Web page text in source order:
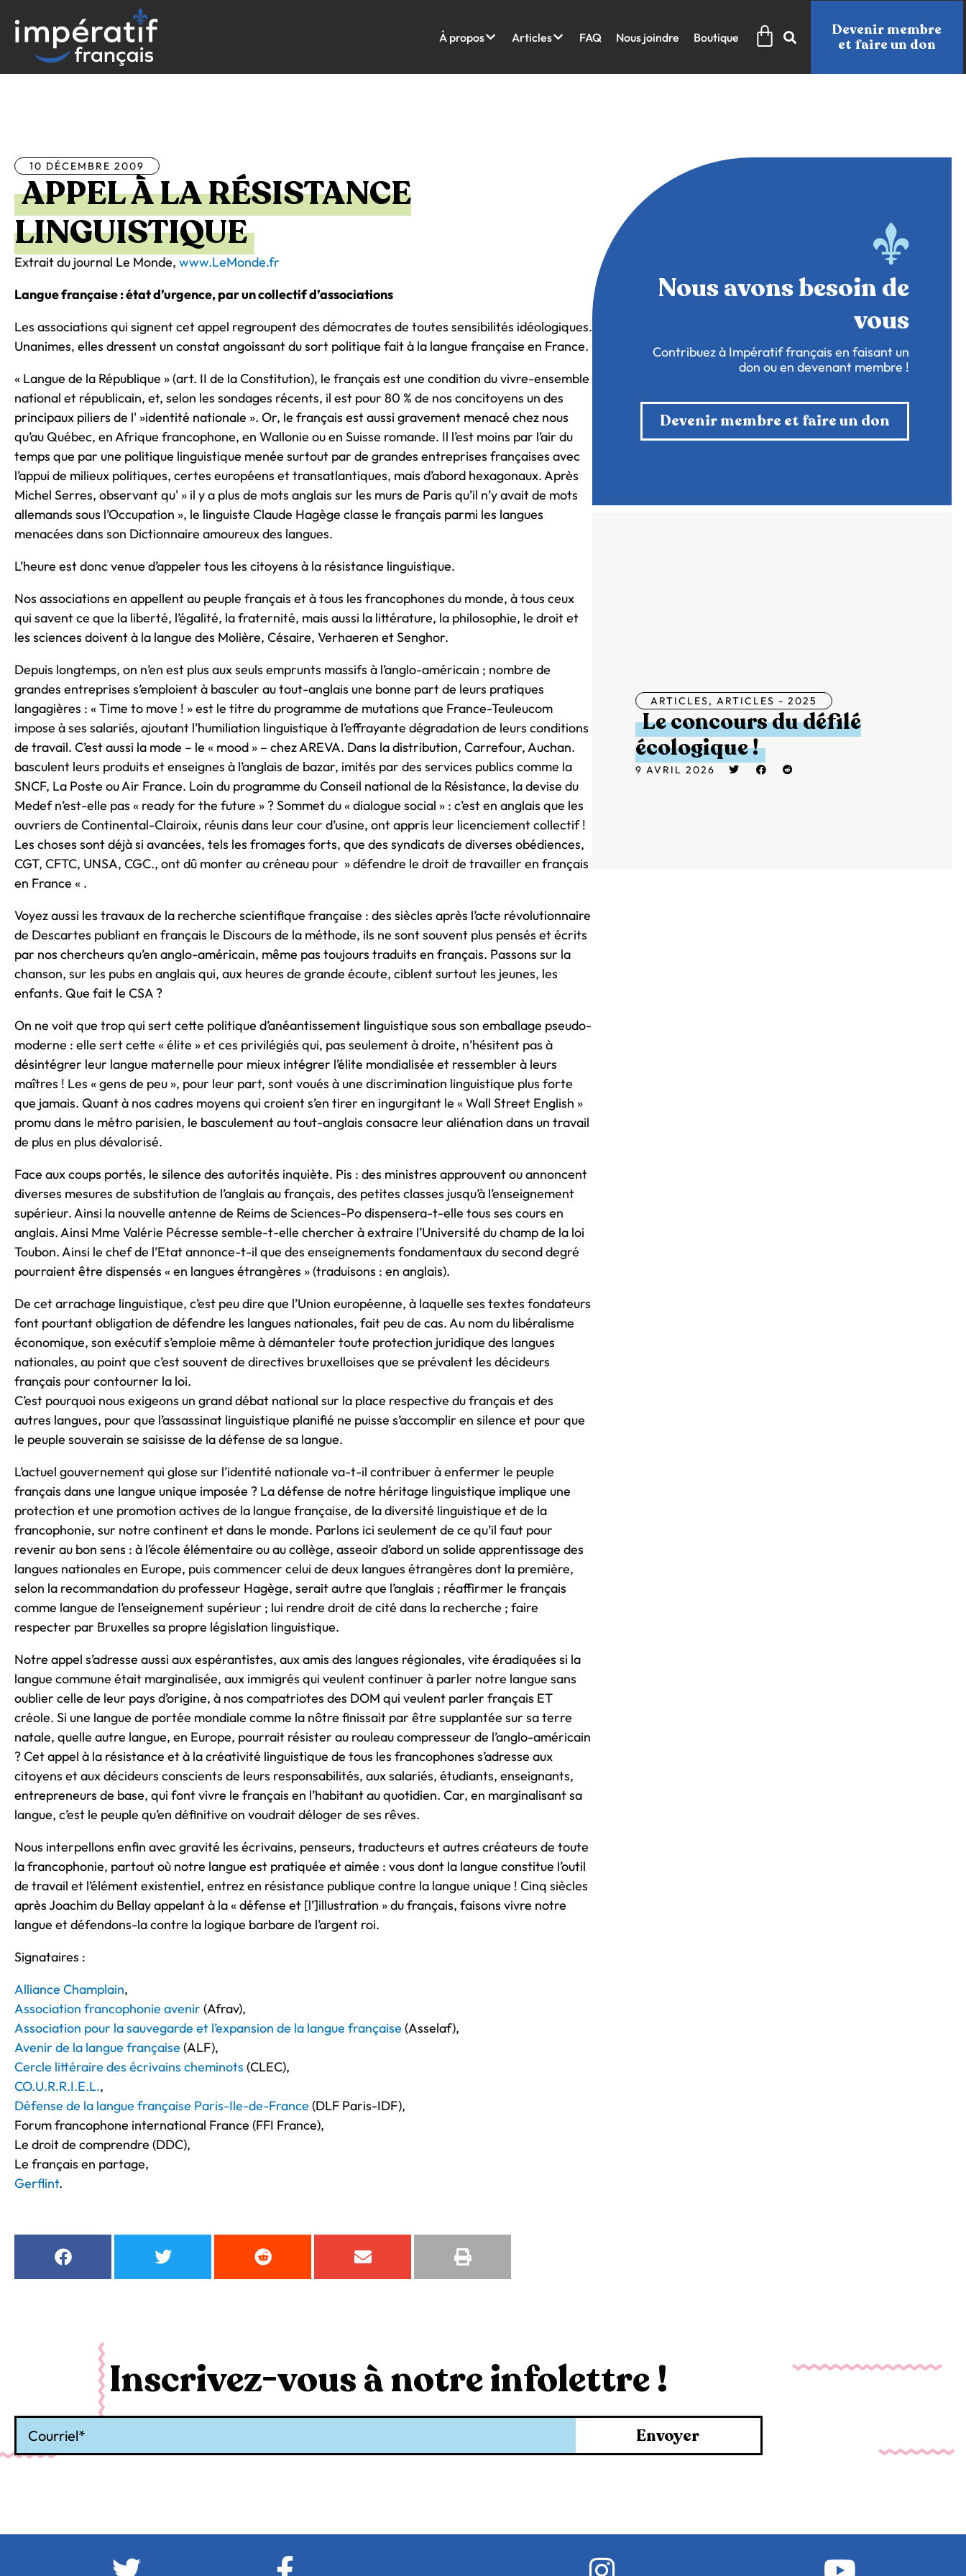
contenu
À propos Articles FAQ Nous joindre Boutique Panier
Devenir membre
et faire un don
10 DÉCEMBRE 2009
APPEL À LA RÉSISTANCE
LINGUISTIQUE
Extrait du journal Le Monde, www.LeMonde.fr
Langue française : état d’urgence, par un collectif d’associations
Les associations qui signent cet appel regroupent des démocrates de toutes sensibilités idéologiques.
Unanimes, elles dressent un constat angoissant du sort politique fait à la langue française en France.
« Langue de la République » (art. II de la Constitution), le français est une condition du vivre-ensemble
national et républicain, et, selon les sondages récents, il est pour 80 % de nos concitoyens un des
principaux piliers de l' »identité nationale ». Or, le français est aussi gravement menacé chez nous
qu’au Québec, en Afrique francophone, en Wallonie ou en Suisse romande. Il l’est moins par l’air du
temps que par une politique linguistique menée surtout par de grandes entreprises françaises avec
l’appui de milieux politiques, certes européens et transatlantiques, mais d’abord hexagonaux. Après
Michel Serres, observant qu' » il y a plus de mots anglais sur les murs de Paris qu’il n’y avait de mots
allemands sous l’Occupation », le linguiste Claude Hagège classe le français parmi les langues
menacées dans son Dictionnaire amoureux des langues.
L’heure est donc venue d’appeler tous les citoyens à la résistance linguistique.
Nos associations en appellent au peuple français et à tous les francophones du monde, à tous ceux
qui savent ce que la liberté, l’égalité, la fraternité, mais aussi la littérature, la philosophie, le droit et
les sciences doivent à la langue des Molière, Césaire, Verhaeren et Senghor.
Depuis longtemps, on n’en est plus aux seuls emprunts massifs à l’anglo-américain ; nombre de
grandes entreprises s’emploient à basculer au tout-anglais une bonne part de leurs pratiques
langagières : « Time to move ! » est le titre du programme de mutations que France-Teuleucom
impose à ses salariés, ajoutant l’humiliation linguistique à l’effrayante dégradation de leurs conditions
de travail. C’est aussi la mode – le « mood » – chez AREVA. Dans la distribution, Carrefour, Auchan.
basculent leurs produits et enseignes à l’anglais de bazar, imités par des services publics comme la
SNCF, La Poste ou Air France. Loin du programme du Conseil national de la Résistance, la devise du
Medef n’est-elle pas « ready for the future » ? Sommet du « dialogue social » : c’est en anglais que les
ouvriers de Continental-Clairoix, réunis dans leur cour d’usine, ont appris leur licenciement collectif !
Les choses sont déjà si avancées, tels les fromages forts, que des syndicats de diverses obédiences,
CGT, CFTC, UNSA, CGC., ont dû monter au créneau pour » défendre le droit de travailler en français
en France « .
Voyez aussi les travaux de la recherche scientifique française : des siècles après l’acte révolutionnaire
de Descartes publiant en français le Discours de la méthode, ils ne sont souvent plus pensés et écrits
par nos chercheurs qu’en anglo-américain, même pas toujours traduits en français. Passons sur la
chanson, sur les pubs en anglais qui, aux heures de grande écoute, ciblent surtout les jeunes, les
enfants. Que fait le CSA ?
On ne voit que trop qui sert cette politique d’anéantissement linguistique sous son emballage pseudo-
moderne : elle sert cette « élite » et ces privilégiés qui, pas seulement à droite, n’hésitent pas à
désintégrer leur langue maternelle pour mieux intégrer l’élite mondialisée et ressembler à leurs
maîtres ! Les « gens de peu », pour leur part, sont voués à une discrimination linguistique plus forte
que jamais. Quant à nos cadres moyens qui croient s’en tirer en ingurgitant le « Wall Street English »
promu dans le métro parisien, le basculement au tout-anglais consacre leur aliénation dans un travail
de plus en plus dévalorisé.
Face aux coups portés, le silence des autorités inquiète. Pis : des ministres approuvent ou annoncent
diverses mesures de substitution de l’anglais au français, des petites classes jusqu’à l’enseignement
supérieur. Ainsi la nouvelle antenne de Reims de Sciences-Po dispensera-t-elle tous ses cours en
anglais. Ainsi Mme Valérie Pécresse semble-t-elle chercher à extraire l’Université du champ de la loi
Toubon. Ainsi le chef de l’Etat annonce-t-il que des enseignements fondamentaux du second degré
pourraient être dispensés « en langues étrangères » (traduisons : en anglais).
De cet arrachage linguistique, c’est peu dire que l’Union européenne, à laquelle ses textes fondateurs
font pourtant obligation de défendre les langues nationales, fait peu de cas. Au nom du libéralisme
économique, son exécutif s’emploie même à démanteler toute protection juridique des langues
nationales, au point que c’est souvent de directives bruxelloises que se prévalent les décideurs
français pour contourner la loi.
C’est pourquoi nous exigeons un grand débat national sur la place respective du français et des
autres langues, pour que l’assassinat linguistique planifié ne puisse s’accomplir en silence et pour que
le peuple souverain se saisisse de la défense de sa langue.
L’actuel gouvernement qui glose sur l’identité nationale va-t-il contribuer à enfermer le peuple
français dans une langue unique imposée ? La défense de notre héritage linguistique implique une
protection et une promotion actives de la langue française, de la diversité linguistique et de la
francophonie, sur notre continent et dans le monde. Parlons ici seulement de ce qu’il faut pour
revenir au bon sens : à l’école élémentaire ou au collège, asseoir d’abord un solide apprentissage des
langues nationales en Europe, puis commencer celui de deux langues étrangères dont la première,
selon la recommandation du professeur Hagège, serait autre que l’anglais ; réaffirmer le français
comme langue de l’enseignement supérieur ; lui rendre droit de cité dans la recherche ; faire
respecter par Bruxelles sa propre législation linguistique.
Notre appel s’adresse aussi aux espérantistes, aux amis des langues régionales, vite éradiquées si la
langue commune était marginalisée, aux immigrés qui veulent continuer à parler notre langue sans
oublier celle de leur pays d’origine, à nos compatriotes des DOM qui veulent parler français ET
créole. Si une langue de portée mondiale comme la nôtre finissait par être supplantée sur sa terre
natale, quelle autre langue, en Europe, pourrait résister au rouleau compresseur de l’anglo-américain
? Cet appel à la résistance et à la créativité linguistique de tous les francophones s’adresse aux
citoyens et aux décideurs conscients de leurs responsabilités, aux salariés, étudiants, enseignants,
entrepreneurs de base, qui font vivre le français en l’habitant au quotidien. Car, en marginalisant sa
langue, c’est le peuple qu’en définitive on voudrait déloger de ses rêves.
Nous interpellons enfin avec gravité les écrivains, penseurs, traducteurs et autres créateurs de toute
la francophonie, partout où notre langue est pratiquée et aimée : vous dont la langue constitue l’outil
de travail et l’élément existentiel, entrez en résistance publique contre la langue unique ! Cinq siècles
après Joachim du Bellay appelant à la « défense et [l’]illustration » du français, faisons vivre notre
langue et défendons-la contre la logique barbare de l’argent roi.
Signataires :
Alliance Champlain,
Association francophonie avenir (Afrav),
Association pour la sauvegarde et l’expansion de la langue française (Asselaf),
Avenir de la langue française (ALF),
Cercle littéraire des écrivains cheminots (CLEC),
CO.U.R.R.I.E.L.,
Défense de la langue française Paris-Ile-de-France (DLF Paris-IDF),
Forum francophone international France (FFI France),
Le droit de comprendre (DDC),
Le français en partage,
Gerflint.
Nous avons besoin de
vous
Contribuez à Impératif français en faisant un
don ou en devenant membre !
Devenir membre et faire un don
ARTICLES, ARTICLES - 2025
Le concours du défilé
écologique !
9 AVRIL 2026
Inscrivez-vous à notre infolettre !
Envoyer